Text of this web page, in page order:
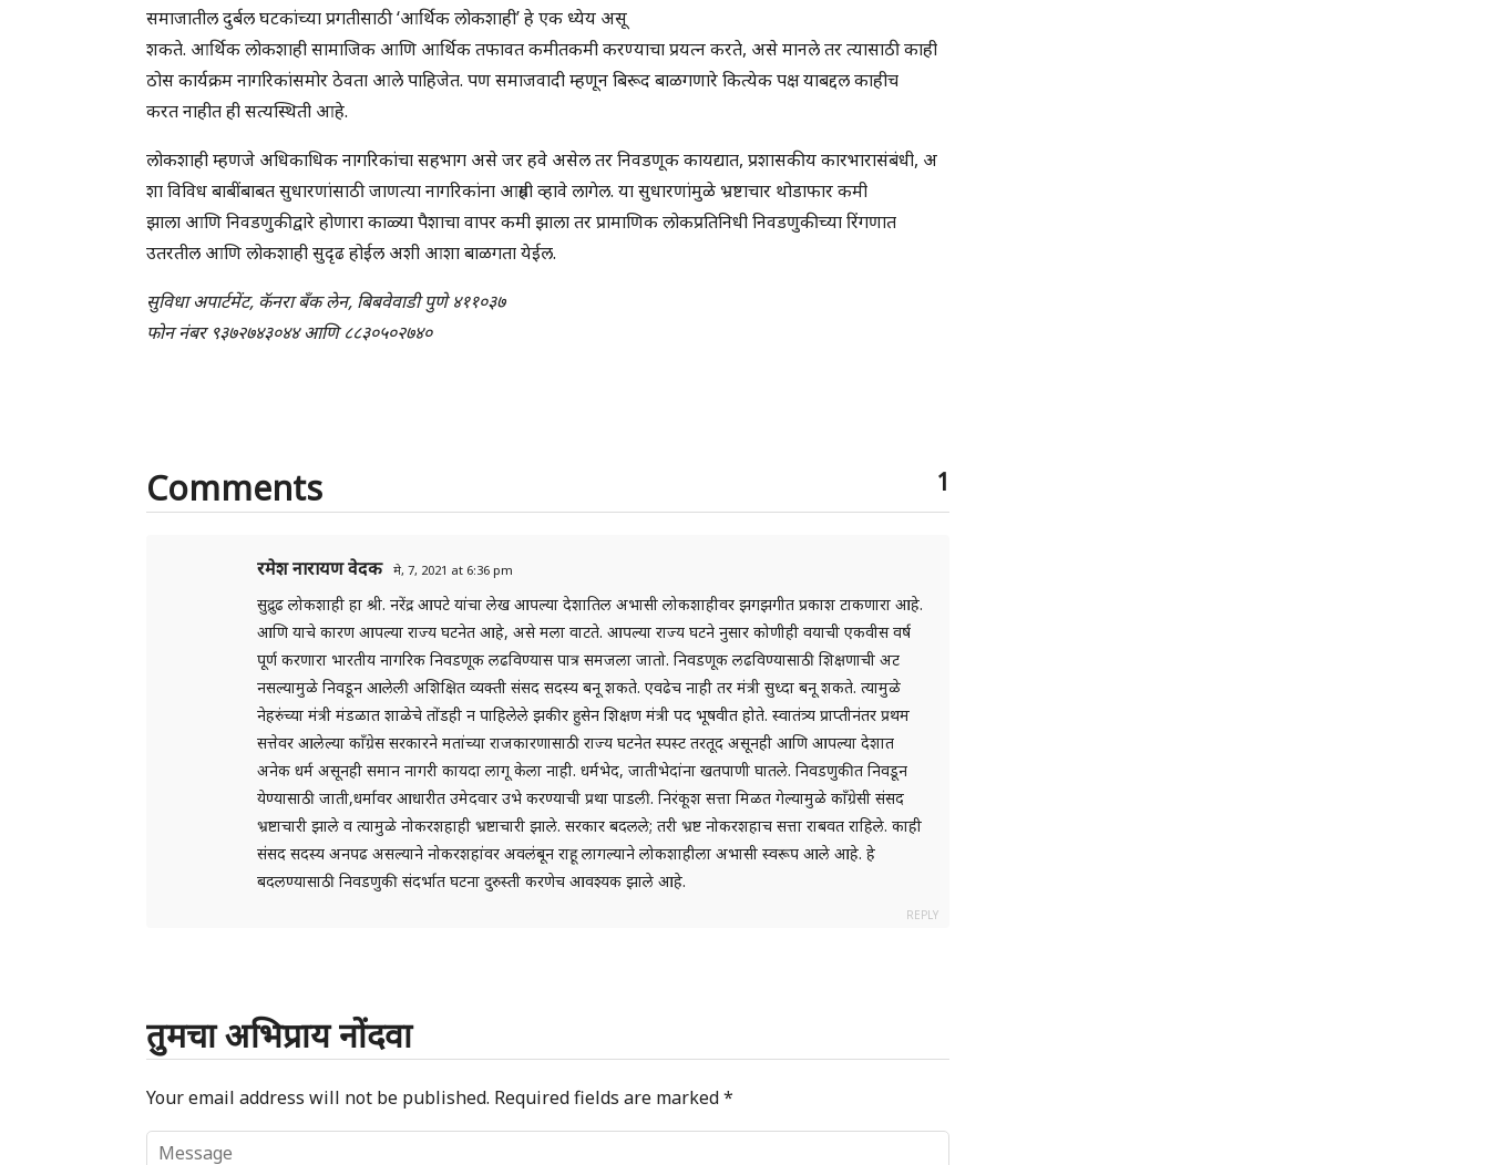
समाजातील दुर्बल घटकांच्या प्रगतीसाठी ‘आर्थिक लोकशाही’ हे एक ध्येय असू
शकते. आर्थिक लोकशाही सामाजिक आणि आर्थिक तफावत कमीतकमी करण्याचा प्रयत्न करते, असे मानले तर त्यासाठी काही
ठोस कार्यक्रम नागरिकांसमोर ठेवता आले पाहिजेत. पण समाजवादी म्हणून बिरूद बाळगणारे कित्येक पक्ष याबद्दल काहीच
करत नाहीत ही सत्यस्थिती आहे.
लोकशाही म्हणजे अधिकाधिक नागरिकांचा सहभाग असे जर हवे असेल तर निवडणूक कायद्यात, प्रशासकीय कारभारासंबंधी, अ
शा विविध बाबींबाबत सुधारणांसाठी जाणत्या नागरिकांना आग्रही व्हावे लागेल. या सुधारणांमुळे भ्रष्टाचार थोडाफार कमी
झाला आणि निवडणुकीद्वारे होणारा काळ्या पैशाचा वापर कमी झाला तर प्रामाणिक लोकप्रतिनिधी निवडणुकीच्या रिंगणात
उतरतील आणि लोकशाही सुदृढ होईल अशी आशा बाळगता येईल.
सुविधा अपार्टमेंट, कॅनरा बँक लेन, बिबवेवाडी पुणे ४११०३७
फोन नंबर ९३७२७४३०४४ आणि ८८३०५०२७४०
Comments 1
रमेश नारायण वेदक मे, 7, 2021 at 6:36 pm
सुद्रुढ लोकशाही हा श्री. नरेंद्र आपटे यांचा लेख आपल्या देशातिल अभासी लोकशाहीवर झगझगीत प्रकाश टाकणारा आहे.
आणि याचे कारण आपल्या राज्य घटनेत आहे, असे मला वाटते. आपल्या राज्य घटने नुसार कोणीही वयाची एकवीस वर्ष
पूर्ण करणारा भारतीय नागरिक निवडणूक लढविण्यास पात्र समजला जातो. निवडणूक लढविण्यासाठी शिक्षणाची अट
नसल्यामुळे निवडून आलेली अशिक्षित व्यक्ती संसद सदस्य बनू शकते. एवढेच नाही तर मंत्री सुध्दा बनू शकते. त्यामुळे
नेहरुंच्या मंत्री मंडळात शाळेचे तोंडही न पाहिलेले झकीर हुसेन शिक्षण मंत्री पद भूषवीत होते. स्वातंत्र्य प्राप्तीनंतर प्रथम
सत्तेवर आलेल्या काँग्रेस सरकारने मतांच्या राजकारणासाठी राज्य घटनेत स्पस्ट तरतूद असूनही आणि आपल्या देशात
अनेक धर्म असूनही समान नागरी कायदा लागू केला नाही. धर्मभेद, जातीभेदांना खतपाणी घातले. निवडणुकीत निवडून
येण्यासाठी जाती,धर्मावर आधारीत उमेदवार उभे करण्याची प्रथा पाडली. निरंकूश सत्ता मिळत गेल्यामुळे काँग्रेसी संसद
भ्रष्टाचारी झाले व त्यामुळे नोकरशहाही भ्रष्टाचारी झाले. सरकार बदलले; तरी भ्रष्ट नोकरशहाच सत्ता राबवत राहिले. काही
संसद सदस्य अनपढ असल्याने नोकरशहांवर अवलंबून राहू लागल्याने लोकशाहीला अभासी स्वरूप आले आहे. हे
बदलण्यासाठी निवडणुकी संदर्भात घटना दुरुस्ती करणेच आवश्यक झाले आहे.
REPLY
तुमचा अभिप्राय नोंदवा
Your email address will not be published. Required fields are marked*